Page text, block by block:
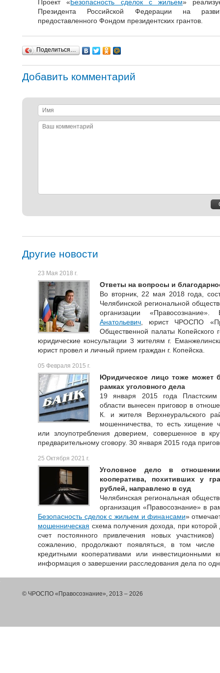
Проект «Безопасность сделок с жильем»
Президента Российской Федерации на
предоставленного Фондом президентских грантов.
Поделиться…
Добавить комментарий
Имя
Ваш
Другие новости
23 Мая 2018 г.
Ответы на вопросы и
Во вторник, 22 мая 2018 года,
Челябинской региональной
организации
Анатольевич , юрист ЧРОСПО
Общественной палаты Копейского
юридические консультации 3 жителям г.
юрист провел и личный прием граждан г. Копейска.
05 Февраля 2015 г.
Юридическое лицо тоже может
рамках уголовного дела
19 января 2015 года Пластским
области вынесен приговор в
К. и жителя Верхнеуральского
мошенничества, то есть хищение
или злоупотребления доверием, совершенное в
предварительному сговору. 30 января 2015 года
25 Октября 2021 г.
Уголовное дело в отношении
кооператива, похитивших у
рублей, направлено в суд
Челябинская региональная
организация «Правосознание» в
Безопасность сделок с жильем и финансами»
мошенническая схема получения дохода, при
счет постоянного привлечения новых
сожалению, продолжают появляться, в том числе
кредитными кооперативами или инвестиционными
информация о завершении расследования дела по
© ЧРОСПО «Правосознание», 2013 – 2026